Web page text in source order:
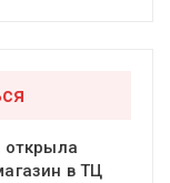
открыла
в ТЦ